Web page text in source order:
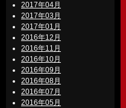
2017年04月
2017年03月
2017年01月
2016年12月
2016年11月
2016年10月
2016年09月
2016年08月
2016年07月
2016年05月